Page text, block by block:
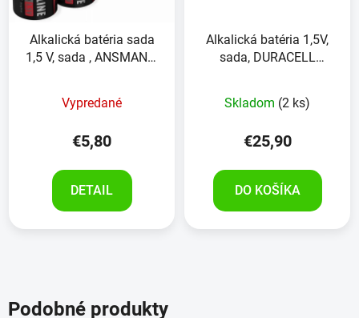
Alkalická batéria sada
1,5 V, sada , ANSMANN,
Vypredané
€5,80
DETAIL
Alkalická batéria 1,5V,
sada, DURACELL
Skladom (2 ks)
€25,90
DO KOŠÍKA
Podobné produkty